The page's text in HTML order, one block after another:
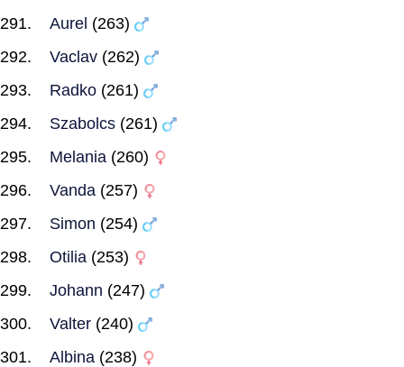
Aurel (263)
Vaclav (262)
Radko (261)
Szabolcs (261)
Melania (260)
Vanda (257)
Simon (254)
Otilia (253)
Johann (247)
Valter (240)
Albina (238)